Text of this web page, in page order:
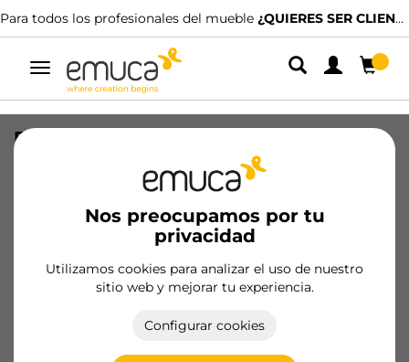
Para todos los profesionales del mueble ¿QUIERES SER CLIENTE?
Alternar
navegación
Nos preocupamos por tu
privacidad
Utilizamos cookies para analizar el uso de nuestro
sitio web y mejorar tu experiencia.
Configurar cookies
Espejo extraíble para interior de
armario, Acero y Plástico y Cristal,
Pintado moka
7018013/EAN 8432393136158
Hazte cliente
Ficha de producto